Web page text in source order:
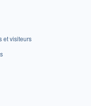
et visiteurs